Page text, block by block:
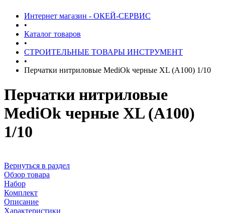
Интернет магазин - ОКЕЙ-СЕРВИС
•
Каталог товаров
•
СТРОИТЕЛЬНЫЕ ТОВАРЫ ИНСТРУМЕНТ
•
Перчатки нитриловые MediOk черные XL (А100) 1/10
Перчатки нитриловые
MediOk черные XL (А100)
1/10
Вернуться в раздел
Обзор товара
Набор
Комплект
Описание
Характеристики